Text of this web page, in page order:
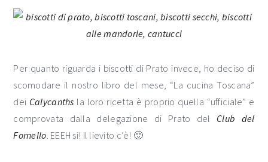
Per quanto riguarda i biscotti di Prato invece, ho deciso di
scomodare il nostro libro del mese, “La cucina Toscana”
dei Calycanths la loro ricetta è proprio quella “ufficiale” e
comprovata dalla delegazione di Prato del Club del
Fornello. EEEH si! Il lievito c’è! 🙂